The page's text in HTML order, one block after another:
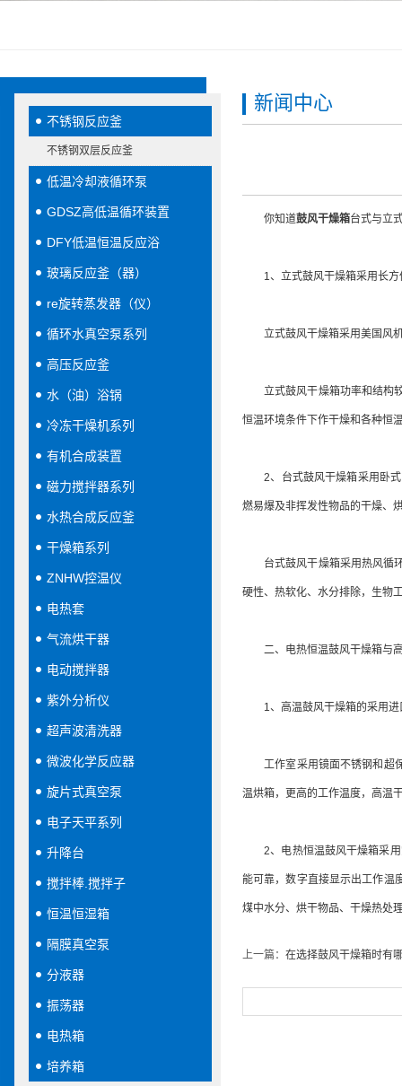
不锈钢反应釜
不锈钢双层反应釜
低温冷却液循环泵
GDSZ高低温循环装置
DFY低温恒温反应浴
玻璃反应釜（器）
re旋转蒸发器（仪）
循环水真空泵系列
高压反应釜
水（油）浴锅
冷冻干燥机系列
有机合成装置
磁力搅拌器系列
水热合成反应釜
干燥箱系列
ZNHW控温仪
电热套
气流烘干器
电动搅拌器
紫外分析仪
超声波清洗器
微波化学反应器
旋片式真空泵
电子天平系列
升降台
搅拌棒.搅拌子
恒温恒湿箱
隔膜真空泵
分液器
振荡器
电热箱
培养箱
新闻中心
你知道鼓风干燥箱台式与立
1、立式鼓风干燥箱采用长方
立式鼓风干燥箱采用美国风机
立式鼓风干燥箱功率和结构较
恒温环境条件下作干燥和各种恒
2、台式鼓风干燥箱采用卧式
燃易爆及非挥发性物品的干燥、
台式鼓风干燥箱采用热风循环
硬性、热软化、水分排除，生物
二、电热恒温鼓风干燥箱与高
1、高温鼓风干燥箱的采用进
工作室采用镜面不锈钢和超保
温烘箱，更高的工作温度，高温
2、电热恒温鼓风干燥箱采用
能可靠，数字直接显示出工作
煤中水分、烘干物品、干燥热处
上一篇： 在选择鼓风干燥箱时有